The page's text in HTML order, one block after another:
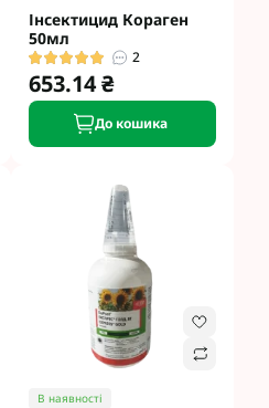
Інсектицид Кораген
50мл
2
653.14 ₴
До кошика
В наявності